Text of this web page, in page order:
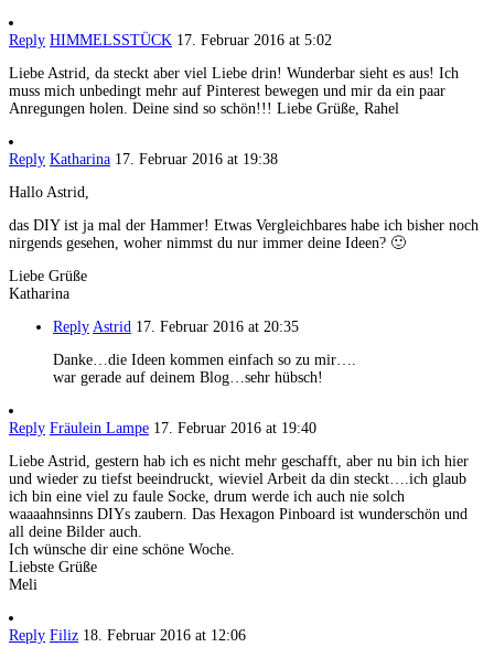
Reply HIMMELSSTÜCK 17. Februar 2016 at 5:02
Liebe Astrid, da steckt aber viel Liebe drin! Wunderbar sieht es aus! Ich
muss mich unbedingt mehr auf Pinterest bewegen und mir da ein paar
Anregungen holen. Deine sind so schön!!! Liebe Grüße, Rahel
Reply Katharina 17. Februar 2016 at 19:38
Hallo Astrid,
das DIY ist ja mal der Hammer! Etwas Vergleichbares habe ich bisher noch
nirgends gesehen, woher nimmst du nur immer deine Ideen? 🙂
Liebe Grüße
Katharina
Reply Astrid 17. Februar 2016 at 20:35
Danke…die Ideen kommen einfach so zu mir….
war gerade auf deinem Blog…sehr hübsch!
Reply Fräulein Lampe 17. Februar 2016 at 19:40
Liebe Astrid, gestern hab ich es nicht mehr geschafft, aber nu bin ich hier
und wieder zu tiefst beeindruckt, wieviel Arbeit da din steckt….ich glaub
ich bin eine viel zu faule Socke, drum werde ich auch nie solch
waaaahnsinns DIYs zaubern. Das Hexagon Pinboard ist wunderschön und
all deine Bilder auch.
Ich wünsche dir eine schöne Woche.
Liebste Grüße
Meli
Reply Filiz 18. Februar 2016 at 12:06